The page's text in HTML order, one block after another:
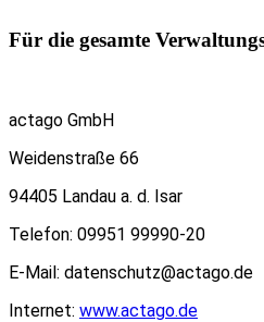
Für die gesamte
actago GmbH
Weidenstraße 66
94405 Landau a. d. Isar
Telefon: 09951 99990-20
E-Mail: datenschutz@actago.de
Internet: www.actago.de